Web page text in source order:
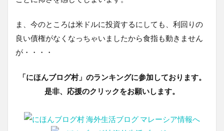
ま、今のところは米ドルに投資するにしても、利回りの
良い債権がなくなっちゃいましたから食指も動きません
が・・・・
「にほんブログ村」のランキングに参加しております。
是非、応援のクリックをお願いします。